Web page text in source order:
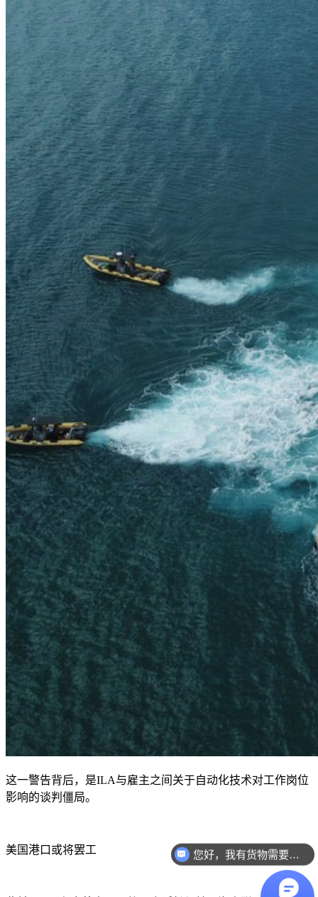
这一警告背后，是ILA与雇主之间关于自动化技术对工作岗位
影响的谈判僵局。
美国港口或将罢工 您好，我有货物需要你们的产品。